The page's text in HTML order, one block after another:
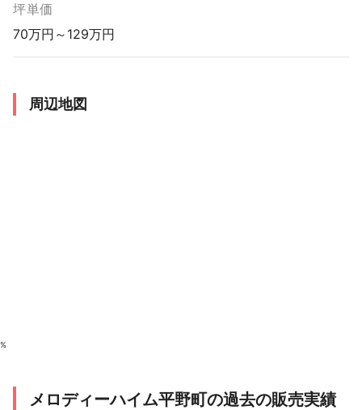
坪単価
70万円～129万円
周辺地図
%
メロディーハイム平野町の過去の販売実績